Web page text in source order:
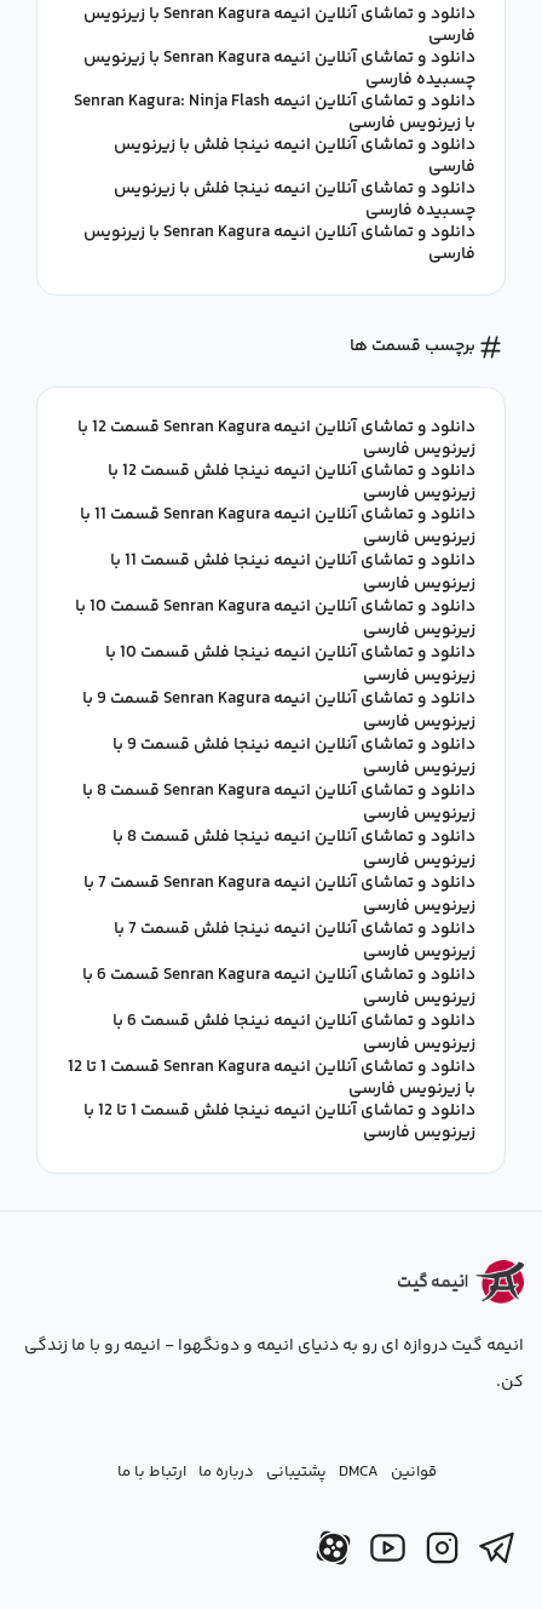
دانلود و تماشای آنلاین انیمه Senran Kagura با زیرنویس
فارسی
دانلود و تماشای آنلاین انیمه Senran Kagura با زیرنویس
چسبیده فارسی
دانلود و تماشای آنلاین انیمه Senran Kagura: Ninja Flash
با زیرنویس فارسی
دانلود و تماشای آنلاین انیمه نینجا فلش با زیرنویس
فارسی
دانلود و تماشای آنلاین انیمه نینجا فلش با زیرنویس
چسبیده فارسی
دانلود و تماشای آنلاین انیمه Senran Kagura با زیرنویس
فارسی
برچسب قسمت ها
دانلود و تماشای آنلاین انیمه Senran Kagura قسمت 12 با
زیرنویس فارسی
دانلود و تماشای آنلاین انیمه نینجا فلش قسمت 12 با
زیرنویس فارسی
دانلود و تماشای آنلاین انیمه Senran Kagura قسمت 11 با
زیرنویس فارسی
دانلود و تماشای آنلاین انیمه نینجا فلش قسمت 11 با
زیرنویس فارسی
دانلود و تماشای آنلاین انیمه Senran Kagura قسمت 10 با
زیرنویس فارسی
دانلود و تماشای آنلاین انیمه نینجا فلش قسمت 10 با
زیرنویس فارسی
دانلود و تماشای آنلاین انیمه Senran Kagura قسمت 9 با
زیرنویس فارسی
دانلود و تماشای آنلاین انیمه نینجا فلش قسمت 9 با
زیرنویس فارسی
دانلود و تماشای آنلاین انیمه Senran Kagura قسمت 8 با
زیرنویس فارسی
دانلود و تماشای آنلاین انیمه نینجا فلش قسمت 8 با
زیرنویس فارسی
دانلود و تماشای آنلاین انیمه Senran Kagura قسمت 7 با
زیرنویس فارسی
دانلود و تماشای آنلاین انیمه نینجا فلش قسمت 7 با
زیرنویس فارسی
دانلود و تماشای آنلاین انیمه Senran Kagura قسمت 6 با
زیرنویس فارسی
دانلود و تماشای آنلاین انیمه نینجا فلش قسمت 6 با
زیرنویس فارسی
دانلود و تماشای آنلاین انیمه Senran Kagura قسمت 1 تا 12
با زیرنویس فارسی
دانلود و تماشای آنلاین انیمه نینجا فلش قسمت 1 تا 12 با
زیرنویس فارسی
انیمه گیت دروازه ای رو به دنیای انیمه و دونگهوا - انیمه رو با ما زندگی
کن.
قوانین DMCA پشتیبانی درباره ما ارتباط با ما